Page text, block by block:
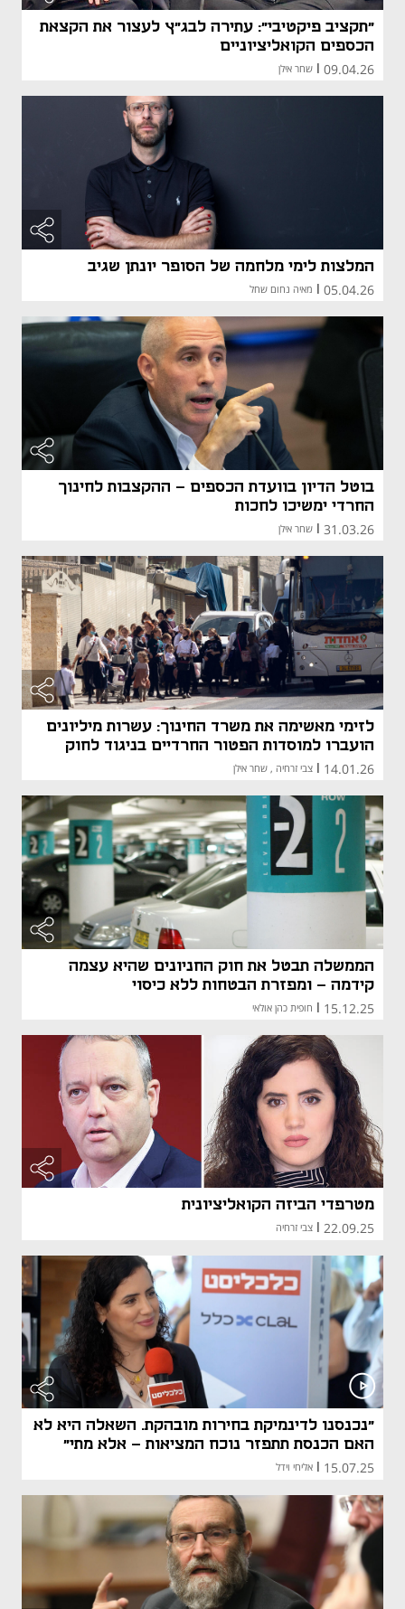
"תקציב פיקטיבי": עתירה לבג"ץ לעצור את הקצאת
הכספים הקואליציוניים
09.04.26 שחר אילן
המלצות לימי מלחמה של הסופר יונתן שגיב
05.04.26 מאיה נחום שחל
בוטל הדיון בוועדת הכספים - ההקצבות לחינוך
החרדי ימשיכו לחכות
31.03.26 שחר אילן
לזימי מאשימה את משרד החינוך: עשרות מיליונים
הועברו למוסדות הפטור החרדיים בניגוד לחוק
14.01.26
| צבי זרחיה , שחר אילן
הממשלה תבטל את חוק החניונים שהיא עצמה
קידמה - ומפזרת הבטחות ללא כיסוי
15.12.25
| חופית כהן אולאי
מטרפדי הביזה הקואליציונית
22.09.25 צבי זרחיה
"נכנסנו לדינמיקת בחירות מובהקת. השאלה היא לא
האם הכנסת תתפזר נוכח המציאות - אלא מתי"
15.07.25 אליחי וידל